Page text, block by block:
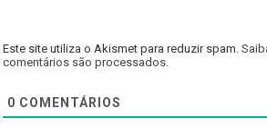
Este site utiliza o Akismet para reduzir spam.
comentários são processados.
0 COMENTÁRIOS